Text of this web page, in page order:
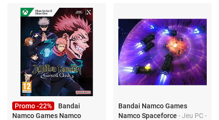
Promo -22%
Bandai
Namco Games Namco
Bandai Namco Games
Namco Spaceforce - Jeu PC -